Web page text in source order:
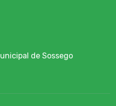
de Sossego